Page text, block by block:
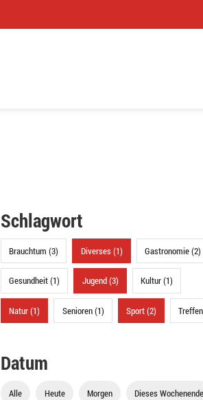
Schlagwort
Brauchtum (3) Diverses (1) Gastronomie (2)
Gesundheit (1) Jugend (3) Kultur (1)
Natur (1) Senioren (1) Sport (2)
Datum
Alle Heute Morgen Dieses Wochenende